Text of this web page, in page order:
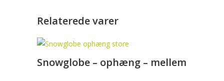
Relaterede varer
Snowglobe – ophæng – mellem